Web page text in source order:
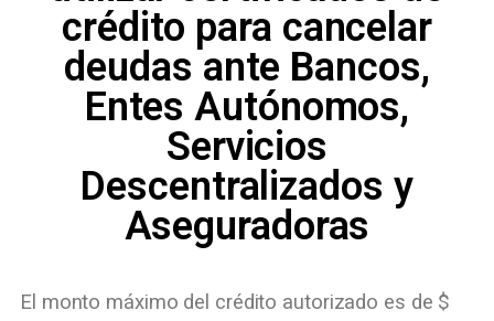
crédito para cancelar
deudas ante Bancos,
Entes Autónomos,
Servicios
Descentralizados y
Aseguradoras
El monto máximo del crédito autorizado es de $